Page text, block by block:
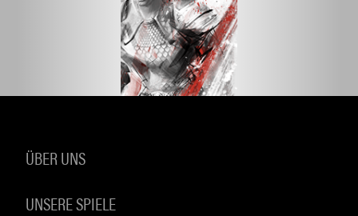
ÜBER UNS
UNSERE SPIELE